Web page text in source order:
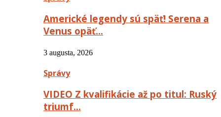
Americké legendy sú späť! Serena a
Venus opäť…
3 augusta, 2026
Správy
VIDEO Z kvalifikácie až po titul: Ruský
triumf…